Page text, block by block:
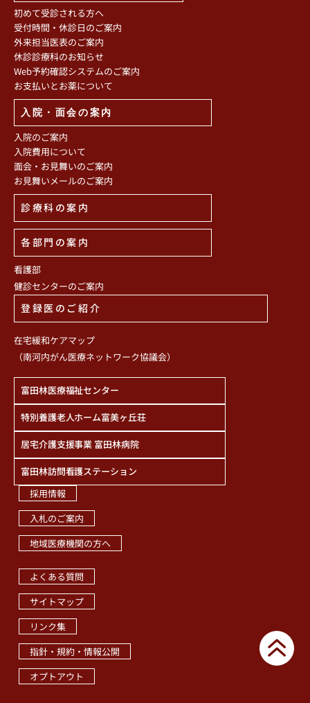
初めて受診される方へ
受付時間・休診日のご案内
外来担当医表のご案内
休診診療科のお知らせ
Web予約確認システムのご案内
お支払いとお薬について
入院・面会の案内
入院のご案内
入院費用について
面会・お見舞いのご案内
お見舞いメールのご案内
診療科の案内
各部門の案内
看護部
健診センターのご案内
登録医のご紹介
在宅緩和ケアマップ
（南河内がん医療ネットワーク協議会）
富田林医療福祉センター
特別養護老人ホーム富美ヶ丘荘
居宅介護支援事業 富田林病院
富田林訪問看護ステーション
採用情報
入札のご案内
地域医療機関の方へ
よくある質問
サイトマップ
リンク集
指針・規約・情報公開
オプトアウト